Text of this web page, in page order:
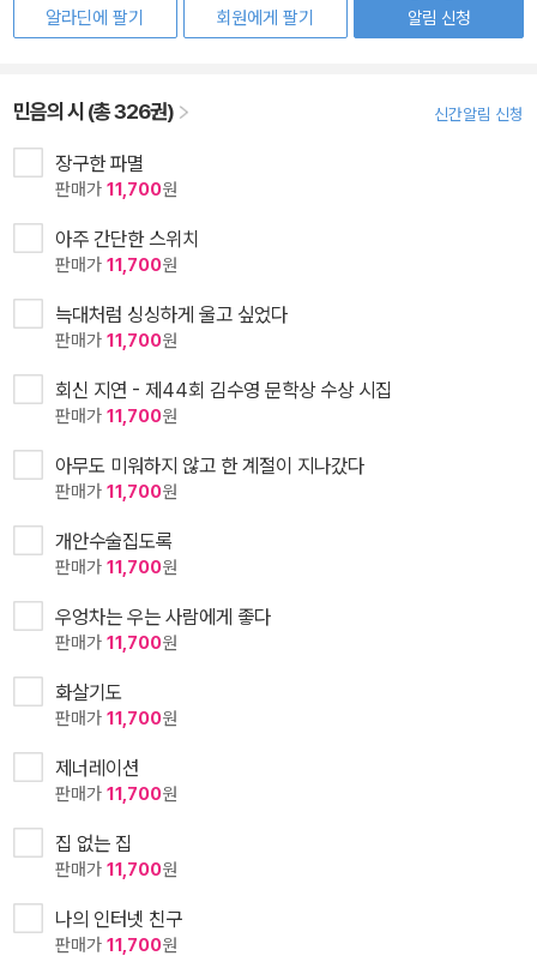
알라딘에 팔기
회원에게 팔기
알림 신청
민음의 시 (총 326권) 신간알림 신청
장구한 파멸
판매가 11,700원
아주 간단한 스위치
판매가 11,700원
늑대처럼 싱싱하게 울고 싶었다
판매가 11,700원
회신 지연 - 제44회 김수영 문학상 수상 시집
판매가 11,700원
아무도 미워하지 않고 한 계절이 지나갔다
판매가 11,700원
개안수술집도록
판매가 11,700원
우엉차는 우는 사람에게 좋다
판매가 11,700원
화살기도
판매가 11,700원
제너레이션
판매가 11,700원
집 없는 집
판매가 11,700원
나의 인터넷 친구
판매가 11,700원